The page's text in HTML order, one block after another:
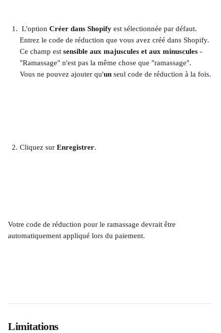
L'option Créer dans Shopify est sélectionnée par défaut.
Entrez le code de réduction que vous avez créé dans Shopify.
Ce champ est sensible aux majuscules et aux minuscules -
"Ramassage" n'est pas la même chose que "ramassage".
Vous ne pouvez ajouter qu'un seul code de réduction à la fois.
Cliquez sur Enregistrer.
Votre code de réduction pour le ramassage devrait être
automatiquement appliqué lors du paiement.
Limitations